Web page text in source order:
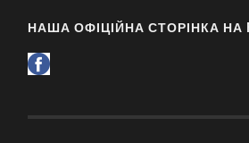
НАША ОФІЦІЙНА СТОРІНКА НА